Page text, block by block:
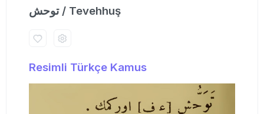
توحش / Tevehhuş
Resimli Türkçe Kamus